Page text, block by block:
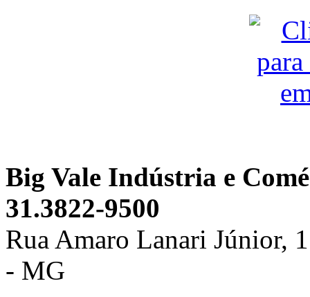
Big Vale Indústria e
31.3822-9500
Rua Amaro Lanari Júnior,
- MG